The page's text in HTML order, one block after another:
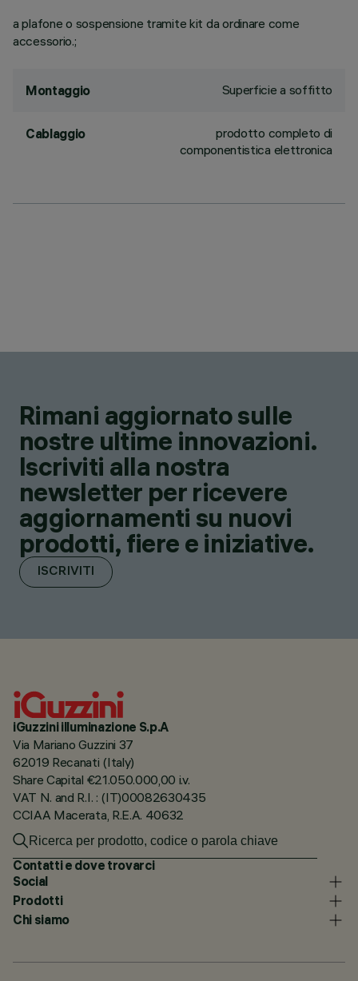
a plafone o sospensione tramite kit da ordinare come
accessorio.;
Montaggio Superficie a soffitto
Cablaggio
prodotto completo di
componentistica elettronica
Rimani aggiornato sulle
nostre ultime innovazioni.
Iscriviti alla nostra
newsletter per ricevere
aggiornamenti su nuovi
prodotti, fiere e iniziative.
ISCRIVITI
iGuzzini illuminazione S.p.A
Via Mariano Guzzini 37
62019 Recanati (Italy)
Share Capital €21.050.000,00 i.v.
VAT N. and R.I. : (IT)00082630435
CCIAA Macerata, R.E.A. 40632
Contatti e dove trovarci
Social
Prodotti
Chi siamo